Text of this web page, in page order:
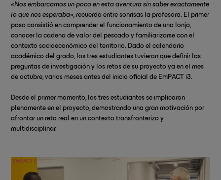
«Nos embarcamos un poco en esta aventura sin saber exactamente
lo que nos esperaba», recuerda entre sonrisas la profesora. El primer
paso consistió en comprender el funcionamiento de una lonja,
conocer la cadena de valor del pescado y familiarizarse con el
contexto socioeconómico del territorio. Dado el calendario
académico del grado, los tres estudiantes tuvieron que definir las
preguntas de investigación y los retos de su proyecto ya en el mes
de octubre, varios meses antes del inicio oficial de EmPACT i3.
Desde el primer momento, los tres estudiantes se implicaron
plenamente en el proyecto, demostrando una gran motivación por
afrontar un reto real en un contexto transfronterizo y
multidisciplinar.